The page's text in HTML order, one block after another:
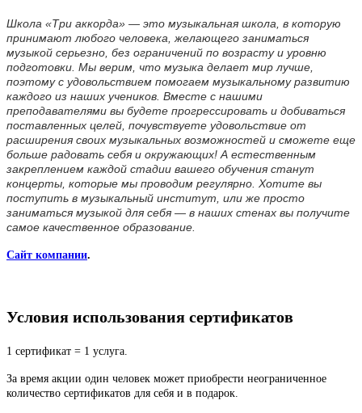
Школа «Три аккорда» — это музыкальная школа, в которую
принимают любого человека, желающего заниматься
музыкой серьезно, без ограничений по возрасту и уровню
подготовки. Мы верим, что музыка делает мир лучше,
поэтому с удовольствием помогаем музыкальному развитию
каждого из наших учеников. Вместе с нашими
преподавателями вы будете прогрессировать и добиваться
поставленных целей, почувствуете удовольствие от
расширения своих музыкальных возможностей и сможете еще
больше радовать себя и окружающих! А естественным
закреплением каждой стадии вашего обучения станут
концерты, которые мы проводим регулярно. Хотите вы
поступить в музыкальный институт, или же просто
заниматься музыкой для себя — в наших стенах вы получите
самое качественное образование.
Сайт компании.
Условия использования сертификатов
1 сертификат = 1 услуга.
За время акции один человек может приобрести неограниченное
количество сертификатов для себя и в подарок.